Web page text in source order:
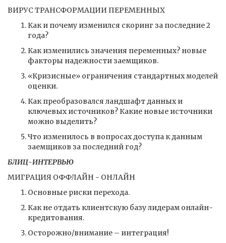
ВИРУС ТРАНСФОРМАЦИИ ПЕРЕМЕННЫХ
Как и почему изменился скоринг за последние 2
года?
Как изменились значения переменных? новые
факторы надежности заемщиков.
«Кризисные» ограничения стандартных моделей
оценки.
Как преобразовался ландшафт данных и
ключевых источников? Какие новые источники
можно выделить?
Что изменилось в вопросах доступа к данным
заемщиков за последний год?
БЛИЦ-ИНТЕРВЬЮ
МИГРАЦИЯ ОФФЛАЙН - ОНЛАЙН
Основные риски перехода.
Как не отдать клиентскую базу лидерам онлайн-
кредитования.
Осторожно/внимание – интеграция!